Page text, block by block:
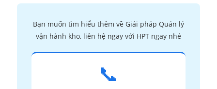
Bạn muốn tìm hiểu thêm về Giải pháp Quản lý
vận hành kho, liên hệ ngay với HPT ngay nhé
📞